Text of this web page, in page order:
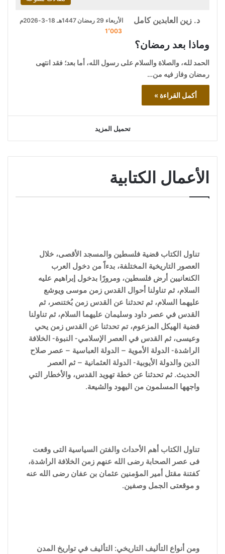
د. زين العابدين كامل
الأربعاء 29 رمضان 1447هـ 18-3-2026م
1٬003
وماذا بعد رمضان؟
الحمد لله، والصلاة والسلام على رسول الله، أما بعد؛ فقد انتهى
رمضان وفاز فيه من…
أكمل القراءة »
تحميل المزيد
الأعمال الكتابية
تناول الكتاب قضية فلسطين والمسجد الأقصى، خلال
العصور التاريخية المختلفة، بدءاً من دخول العرب
الكنعانيين أرض فلسطين، ومرورًا بدخول إبراهيم عليه
السلام، ثم تناولنا أحوال القدس زمن موسى ويوشع
عليهما السلام، ثم تحدثنا عن القدس زمن بُختنصر، ثم
القدس في عصر داود وسليمان عليهما السلام، ثم تناولنا
قضية الهيكل المزعوم، تم تحدثنا عن القدس زمن يحي
وعيسى، ثم القدس في العصر الإسلامي- النبوة- الخلافة
الراشدة- الدولة الأموية – الدولة العباسية – عصر صلاح
الدين والدولة الأيوبية- الدولة العثمانية – ثم العصر
الحديث. ثم تحدثنا عن خطة تهويد القدس، والأخطار التي
واجهها المسلمون من اليهود والشيعة.
تناول الكتاب أهم الأحداث والفتن ا لسياسية التى وقعت
فى عصر الصحابة رضى الله عنهم زمن الخلافة الراشدة،
كفتنة مقتل أمير المؤمنين عثمان بن عفان رضى الله عنه
و موقعتى الجمل وصفين.
ومن أنواع التأليف التاريخي: التأليف في تواريخ المدن